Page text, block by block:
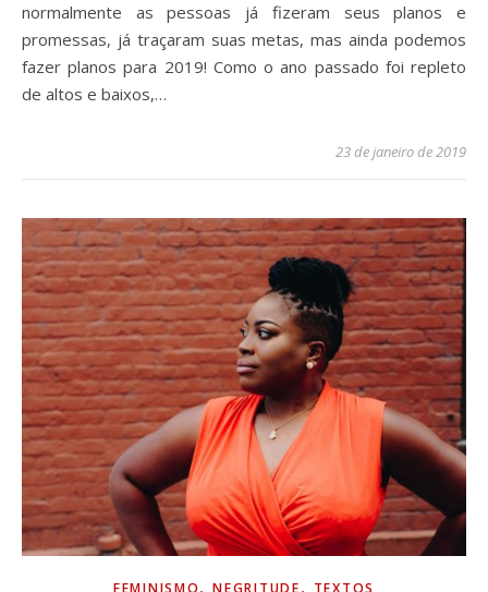
normalmente as pessoas já fizeram seus planos e
promessas, já traçaram suas metas, mas ainda podemos
fazer planos para 2019! Como o ano passado foi repleto
de altos e baixos,…
23 de janeiro de 2019
, ,